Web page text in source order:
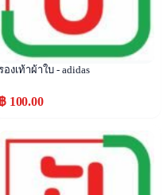
รองเท้าผ้าใบ - adidas
฿ 100.00
Popular